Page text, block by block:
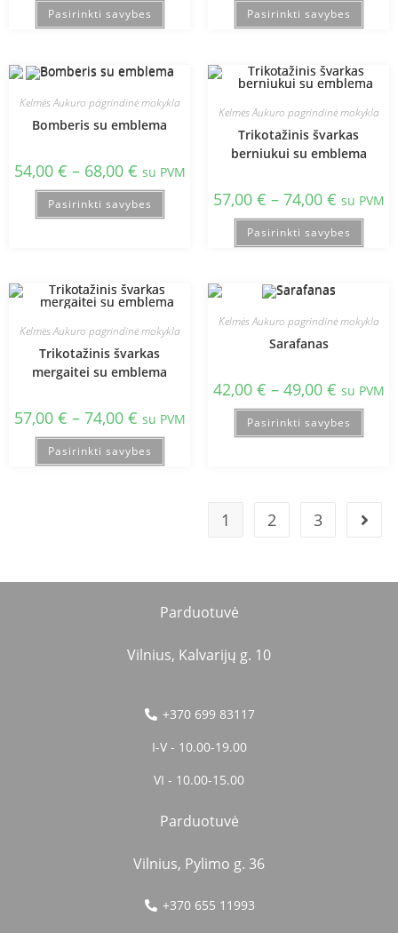
Pasirinkti savybes Pasirinkti savybes
Kelmės Aukuro pagrindinė mokykla
Bomberis su emblema
54,00 € – 68,00 € su PVM
Pasirinkti savybes
Kelmės Aukuro pagrindinė mokykla
Trikotažinis švarkas
berniukui su emblema
57,00 € – 74,00 € su PVM
Pasirinkti savybes
Kelmės Aukuro pagrindinė mokykla
Trikotažinis švarkas
mergaitei su emblema
57,00 € – 74,00 € su PVM
Pasirinkti savybes
Kelmės Aukuro pagrindinė mokykla
Sarafanas
42,00 € – 49,00 € su PVM
Pasirinkti savybes
1 2 3
Parduotuvė
Vilnius, Kalvarijų g. 10
+370 699 83117
I-V - 10.00-19.00
VI - 10.00-15.00
Parduotuvė
Vilnius, Pylimo g. 36
+370 655 11993